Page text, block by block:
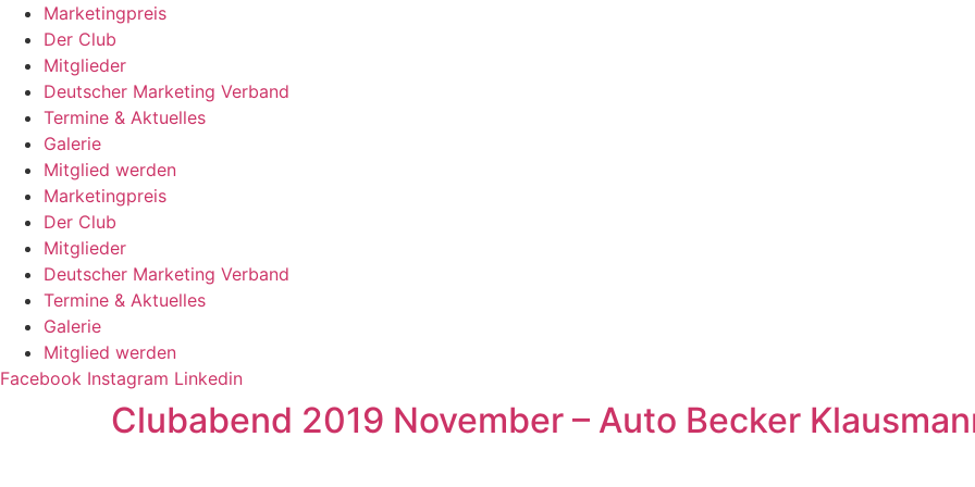
Zum
Inhalt
springen
Marketingpreis
Der Club
Mitglieder
Deutscher Marketing Verband
Termine & Aktuelles
Galerie
Mitglied werden
Marketingpreis
Der Club
Mitglieder
Deutscher Marketing Verband
Termine & Aktuelles
Galerie
Mitglied werden
Facebook Instagram Linkedin
Clubabend 2019 November – Auto Becker